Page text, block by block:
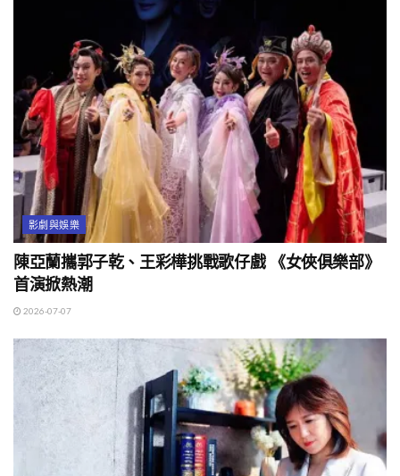
影劇與娛樂
陳亞蘭攜郭子乾、王彩樺挑戰歌仔戲 《女俠俱樂部》
首演掀熱潮
2026-07-07